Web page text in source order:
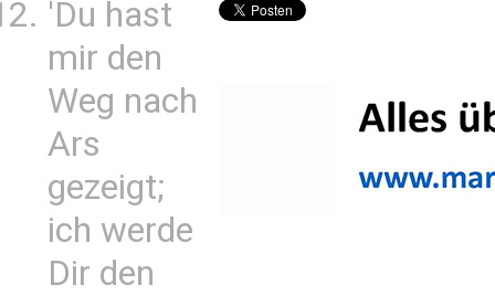
'Du hast
mir den
Weg nach
Ars
gezeigt;
ich werde
Dir den